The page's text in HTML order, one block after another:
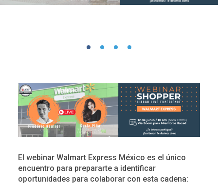
El webinar Walmart Express México es el único
encuentro para prepararte a identificar
oportunidades para colaborar con esta cadena: